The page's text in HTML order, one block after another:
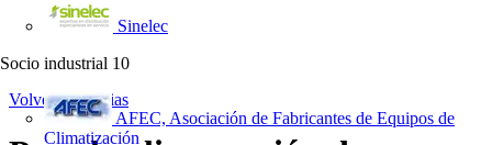
Sinelec
Socio industrial 10
AFEC, Asociación de Fabricantes de Equipos de
Climatización
Volver a Noticias